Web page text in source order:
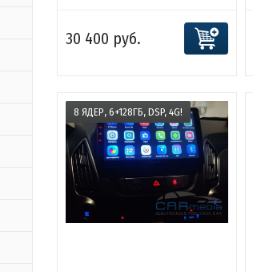
30 400 руб.
8 ЯДЕР, 6+128ГБ, DSP, 4G!